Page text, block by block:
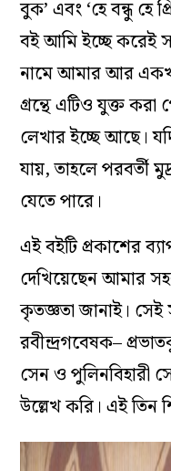
বুক’ এবং ‘হে বন্ধু হে
বই আমি ইচ্ছে করেই
নামে আমার আর
গ্রন্থে এটিও যুক্ত
লেখার ইচ্ছে আছে।
যায়, তাহলে পরবর্তী
যেতে পারে।
এই বইটি প্রকাশের
দেখিয়েছেন আমার
কৃতজ্ঞতা জানাই। সেই
রবীন্দ্রগবেষক–
সেন ও পুলিনবিহারী
উল্লেখ করি। এই তিন